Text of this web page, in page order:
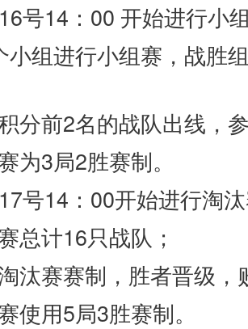
16号14：00 开始进行
小组进行小组赛，战胜
分前2名的战队出线，
为3局2胜赛制。
17号14：00开始进行
总计16只战队；
汰赛赛制，胜者晋级，
使用5局3胜赛制。